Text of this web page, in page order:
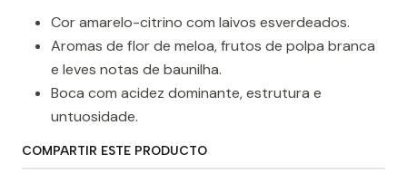
Cor amarelo-citrino com laivos esverdeados.
Aromas de flor de meloa, frutos de polpa branca
e leves notas de baunilha.
Boca com acidez dominante, estrutura e
untuosidade.
COMPARTIR ESTE PRODUCTO